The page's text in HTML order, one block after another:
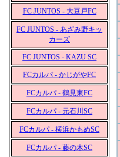
FC JUNTOS - 大豆戸FC
FC JUNTOS - あざみ野キッ
カーズ
FC JUNTOS - KAZU SC
FCカルパ - かじがやFC
FCカルパ - 鶴見東FC
FCカルパ - 元石川SC
FCカルパ - 横浜かもめSC
FCカルパ - 藤の木SC